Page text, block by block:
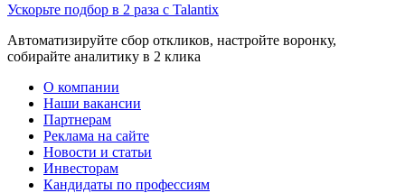
Ускорьте подбор в 2 раза с Talantix
Автоматизируйте сбор откликов, настройте воронку,
собирайте аналитику в 2 клика
О компании
Наши вакансии
Партнерам
Реклама на сайте
Новости и статьи
Инвесторам
Кандидаты по профессиям